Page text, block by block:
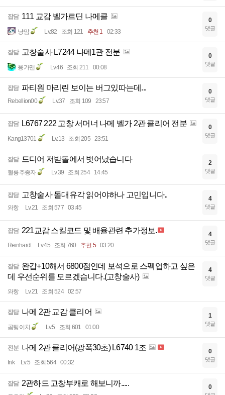
잡담 111 교감 벨가르딘 나메클
냥맘 Lv.82 조회 121 추천 1 02:33
0
댓글
잡담 고창술사 L7244 나메1관 전분
응가맨 Lv.46 조회 211 00:08
0
댓글
잡담 파티원 마리린 보이는 버그있따는데...
Rebellion00 Lv.37 조회 109 23:57
0
댓글
잡담 L6767 222 고창 서머너 나메 벨가 2관 클리어 전분
Kang13701 Lv.13 조회 205 23:51
0
댓글
잡담 드디어 저받돌에서 벗어났습니다
혈룡추종자 Lv.39 조회 254 14:45
2
댓글
잡담 고창술사 돌대유각 읽어야하나 고민입니다..
와항 Lv.21 조회 577 03:45
4
댓글
잡담 221교감 스킬코드 및 배율관련 추가정보.
Reinhardt Lv.45 조회 760 추천 5 03:20
4
댓글
잡담 완갑+10해서 6800점인데 보석으로 스펙업하고 싶은
데 우선순위를 모르겠습니다.(고창술사)
와항 Lv.21 조회 524 02:57
4
댓글
잡담 나메 2관 교감 클리어
곰팅이치 Lv.5 조회 601 01:00
1
댓글
전분 나메 2관 클리어(광폭30초) L6740 1조
Ink Lv.5 조회 564 00:32
0
댓글
잡담 2관하드 고창부캐로 해보니까..... 0